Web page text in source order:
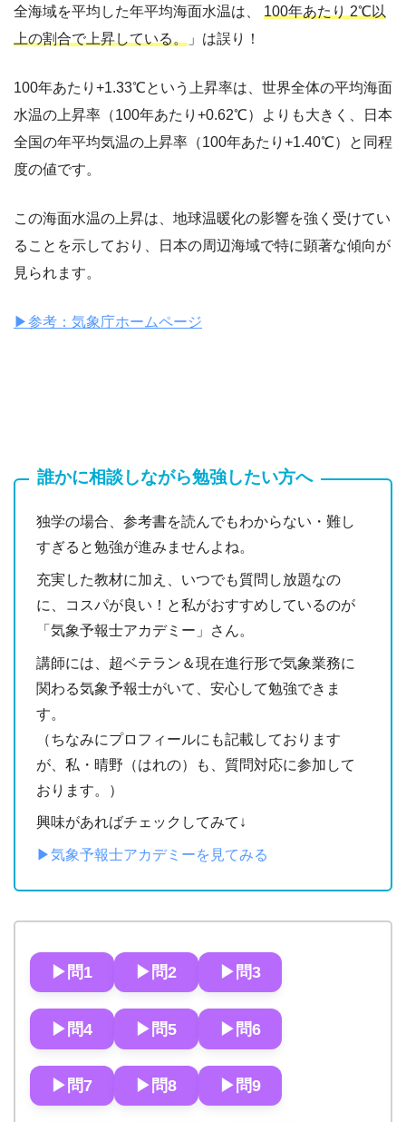
全海域を平均した年平均海面水温は、 100年あたり 2℃以
上の割合で上昇している。
」は誤り！
100年あたり+1.33℃という上昇率は、世界全体の平均海面
水温の上昇率（100年あたり+0.62℃）よりも大きく、日本
全国の年平均気温の上昇率（100年あたり+1.40℃）と同程
度の値です。
この海面水温の上昇は、地球温暖化の影響を強く受けてい
ることを示しており、日本の周辺海域で特に顕著な傾向が
見られます。
▶︎参考：気象庁ホームページ
誰かに相談しながら勉強したい方へ
独学の場合、参考書を読んでもわからない・難し
すぎると勉強が進みませんよね。
充実した教材に加え、いつでも質問し放題なの
に、コスパが良い！と私がおすすめしているのが
「気象予報士アカデミー」さん。
講師には、超ベテラン＆現在進行形で気象業務に
関わる気象予報士がいて、安心して勉強できま
す。
（ちなみにプロフィールにも記載しております
が、私・晴野（はれの）も、質問対応に参加して
おります。）
興味があればチェックしてみて↓
▶︎気象予報士アカデミーを見てみる
▶︎問1 ▶︎問2 ▶︎問3
▶︎問4 ▶︎問5 ▶︎問6
▶︎問7 ▶︎問8 ▶︎問9